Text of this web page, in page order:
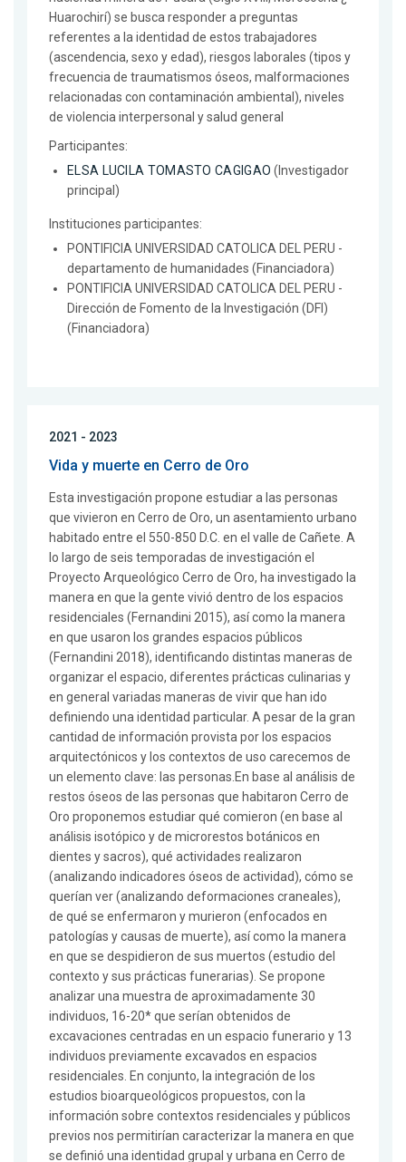
Huarochirí) se busca responder a preguntas
referentes a la identidad de estos trabajadores
(ascendencia, sexo y edad), riesgos laborales (tipos y
frecuencia de traumatismos óseos, malformaciones
relacionadas con contaminación ambiental), niveles
de violencia interpersonal y salud general
Participantes:
ELSA LUCILA TOMASTO CAGIGAO (Investigador
principal)
Instituciones participantes:
PONTIFICIA UNIVERSIDAD CATOLICA DEL PERU -
departamento de humanidades (Financiadora)
PONTIFICIA UNIVERSIDAD CATOLICA DEL PERU -
Dirección de Fomento de la Investigación (DFI)
(Financiadora)
2021 - 2023
Vida y muerte en Cerro de Oro
Esta investigación propone estudiar a las personas
que vivieron en Cerro de Oro, un asentamiento urbano
habitado entre el 550-850 D.C. en el valle de Cañete. A
lo largo de seis temporadas de investigación el
Proyecto Arqueológico Cerro de Oro, ha investigado la
manera en que la gente vivió dentro de los espacios
residenciales (Fernandini 2015), así como la manera
en que usaron los grandes espacios públicos
(Fernandini 2018), identificando distintas maneras de
organizar el espacio, diferentes prácticas culinarias y
en general variadas maneras de vivir que han ido
definiendo una identidad particular. A pesar de la gran
cantidad de información provista por los espacios
arquitectónicos y los contextos de uso carecemos de
un elemento clave: las personas.En base al análisis de
restos óseos de las personas que habitaron Cerro de
Oro proponemos estudiar qué comieron (en base al
análisis isotópico y de microrestos botánicos en
dientes y sacros), qué actividades realizaron
(analizando indicadores óseos de actividad), cómo se
querían ver (analizando deformaciones craneales),
de qué se enfermaron y murieron (enfocados en
patologías y causas de muerte), así como la manera
en que se despidieron de sus muertos (estudio del
contexto y sus prácticas funerarias). Se propone
analizar una muestra de aproximadamente 30
individuos, 16-20* que serían obtenidos de
excavaciones centradas en un espacio funerario y 13
individuos previamente excavados en espacios
residenciales. En conjunto, la integración de los
estudios bioarqueológicos propuestos, con la
información sobre contextos residenciales y públicos
previos nos permitirían caracterizar la manera en que
se definió una identidad grupal y urbana en Cerro de